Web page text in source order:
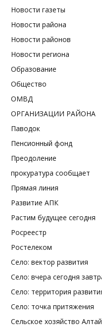
Новости газеты
Новости района
Новости районов
Новости региона
Образование
Общество
ОМВД
ОРГАНИЗАЦИИ РАЙОНА
Паводок
Пенсионный фонд
Преодоление
прокуратура сообщает
Прямая линия
Развитие АПК
Растим будущее сегодня
Росреестр
Ростелеком
Село: вектор развития
Село: вчера сегодня
Село: территория
Село: точка притяжения
Сельское хозяйство